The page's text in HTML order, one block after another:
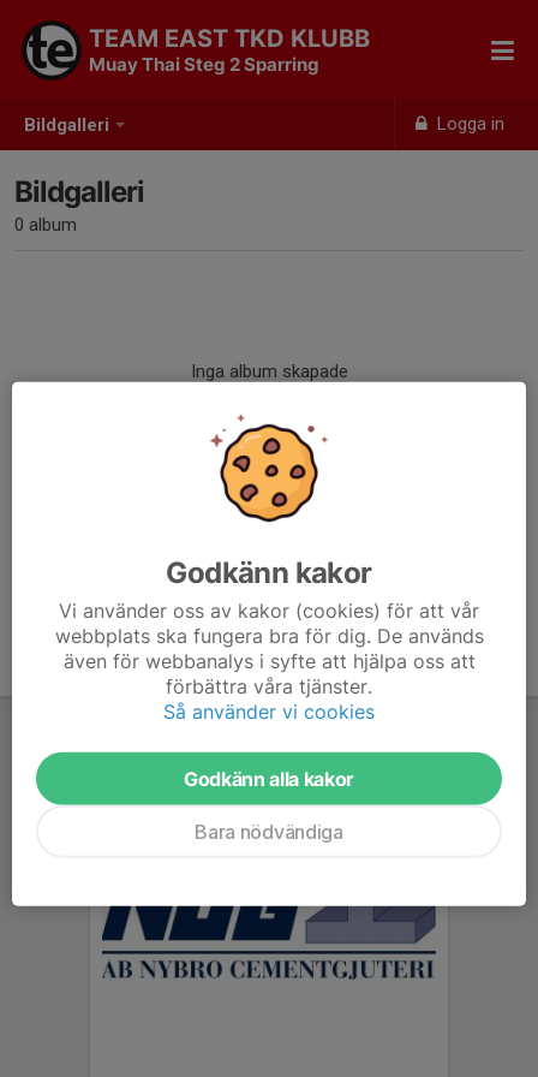
Bildgalleri Logga in
TEAM EAST TKD KLUBB
Muay Thai Steg 2 Sparring
Bildgalleri
0 album
Inga album skapade
Godkänn kakor
Vi använder oss av kakor (cookies) för att vår
webbplats ska fungera bra för dig. De används
även för webbanalys i syfte att hjälpa oss att
förbättra våra tjänster.
Så använder vi cookies
Godkänn alla kakor
Bara nödvändiga